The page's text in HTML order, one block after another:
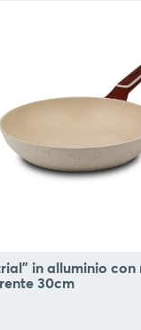
in alluminio con
30cm